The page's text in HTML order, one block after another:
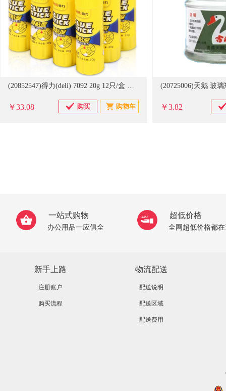
(20852547)得力(deli) 7092 20g 12只/盒 固体胶(单位：盒)
￥33.08 ￥3.82
一站式购物
办公用品一应俱全
超低价格
全网超低价格都
新手上路
注册账户
购买流程
物流配送
配送说明
配送区域
配送费用